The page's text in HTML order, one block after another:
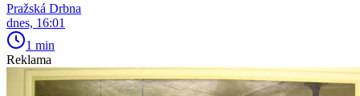
Pražská Drbna
dnes, 16:01
1 min
Reklama